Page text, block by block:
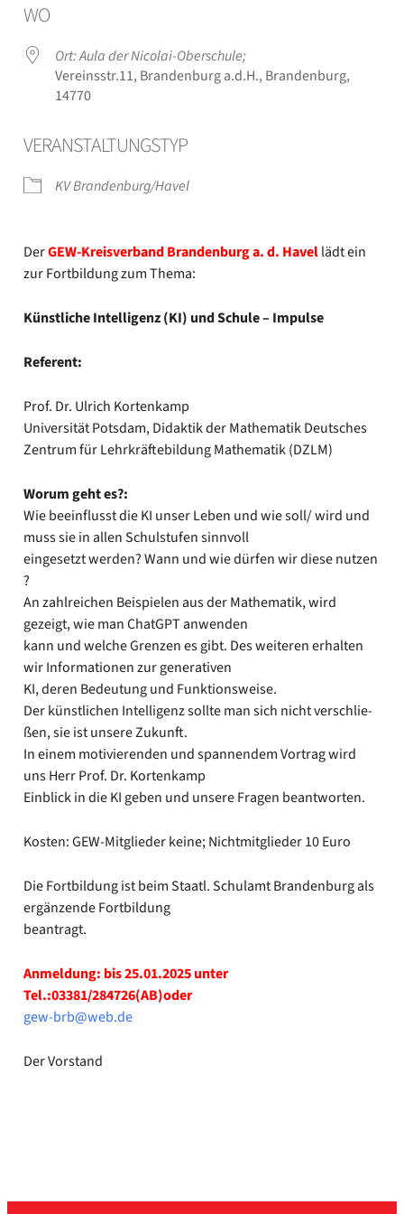
WO
Ort: Aula der Nicolai-Oberschule;
Vereinsstr.11, Bran­den­burg a.d.H., Bran­den­burg,
14770
VER­AN­STAL­TUNGS­TYP
KV Brandenburg/Havel
DerGEW-Kreisverband Bran­den­burg a. d. Havellädt ein
zur Fort­bil­dung zum The­ma:
Künst­li­che Intel­li­genz (KI) und Schu­le – Impul­se
Refe­rent:
Prof. Dr. Ulrich Kor­ten­kamp
Uni­ver­si­tät Pots­dam, Didak­tik der Mathe­ma­tik Deut­sches
Zen­trum für Lehr­kräf­te­bil­dung Mathe­ma­tik (DZLM)
Wor­um geht es?:
Wie beein­flusst die KI unser Leben und wie soll/ wird und
muss sie in allen Schul­stu­fen sinn­voll
ein­ge­setzt wer­den? Wann und wie dür­fen wir die­se nut­zen
?
An zahl­rei­chen Bei­spie­len aus der Mathe­ma­tik, wird
gezeigt, wie man ChatGPT anwen­den
kann und wel­che Gren­zen es gibt. Des wei­te­ren erhal­ten
wir Infor­ma­tio­nen zur gene­ra­ti­ven
KI, deren Bedeu­tung und Funk­ti­ons­wei­se.
Der künst­li­chen Intel­li­genz soll­te man sich nicht ver­schlie­
ßen, sie ist unse­re Zukunft.
In einem moti­vie­ren­den und span­nen­dem Vor­trag wird
uns Herr Prof. Dr. Kor­ten­kamp
Ein­blick in die KI geben und unse­re Fra­gen beant­wor­ten.
Kos­ten: GEW-Mitglieder kei­ne; Nicht­mit­glie­der 10 Euro
Die Fort­bil­dung ist beim Staatl. Schul­amt Bran­den­burg als
ergän­zen­de Fort­bil­dung
bean­tragt.
Anmel­dung: bis 25.01.2025 unter
Tel.:03381/284726(AB)oder
gew-brb@web.de
Der Vor­stand